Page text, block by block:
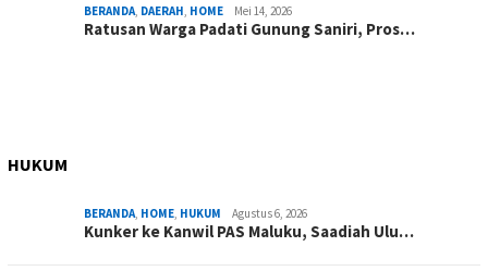
BERANDA, DAERAH, HOME Mei 14, 2026
Ratusan Warga Padati Gunung Saniri, Pros…
HUKUM
BERANDA, HOME, HUKUM Agustus 6, 2026
Kunker ke Kanwil PAS Maluku, Saadiah Ulu…